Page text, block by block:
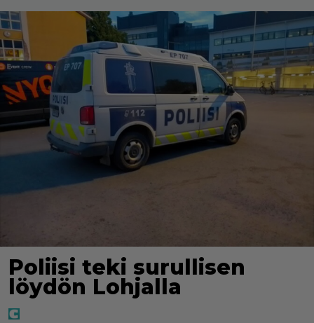
Poliisi teki surullisen
löydön Lohjalla